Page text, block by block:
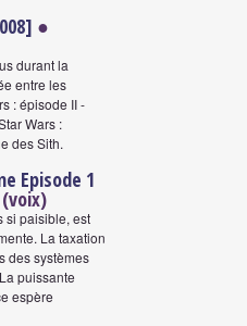
●
durant la
entre les
: épisode II -
Wars :
des Sith.
Episode 1
si paisible, est
La taxation
des systèmes
puissante
espère